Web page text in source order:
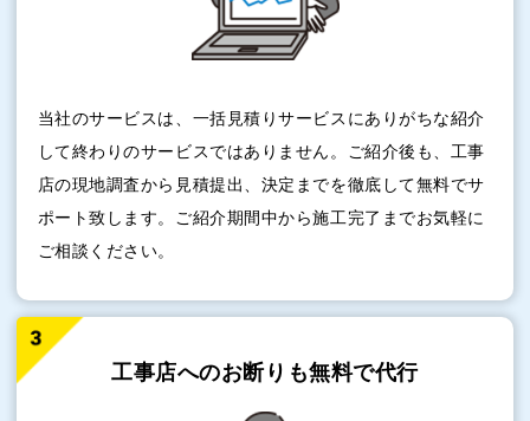
当社のサービスは、一括見積りサービスにありがちな紹介
して終わりのサービスではありません。ご紹介後も、工事
店の現地調査から見積提出、決定までを徹底して無料でサ
ポート致します。ご紹介期間中から施工完了までお気軽に
ご相談ください。
工事店へのお断りも無料で代行